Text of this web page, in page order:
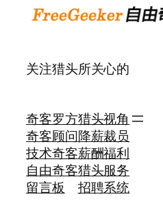
关注猎头所关心的
奇客罗方
奇客顾问
技术奇客
自由奇客
留言板
猎头视角
降薪裁员
薪酬福利
猎头服务
招聘系统